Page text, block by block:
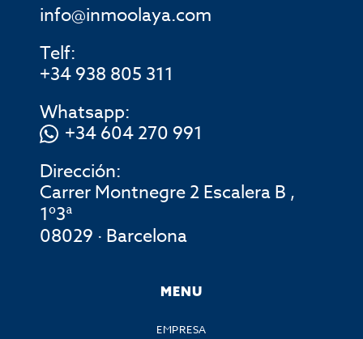
info@inmoolaya.com
Telf:
+34 938 805 311
Whatsapp:
+34 604 270 991
Dirección:
Carrer Montnegre 2 Escalera B ,
1º3ª
08029 · Barcelona
MENU
EMPRESA